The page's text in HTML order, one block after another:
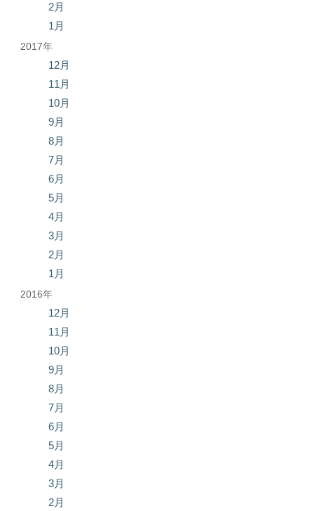
2月
1月
2017年
12月
11月
10月
9月
8月
7月
6月
5月
4月
3月
2月
1月
2016年
12月
11月
10月
9月
8月
7月
6月
5月
4月
3月
2月